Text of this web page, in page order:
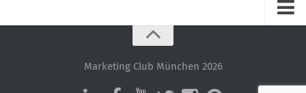
Datenschutz – ganz einfach!
Datenschutzerklärung
Marketing Club München 2026